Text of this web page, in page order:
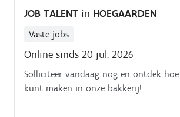
JOB TALENT in HOEGAARDEN
Vaste jobs
Online sinds 20 jul. 2026
Solliciteer vandaag nog en ontdek
kunt maken in onze bakkerij!